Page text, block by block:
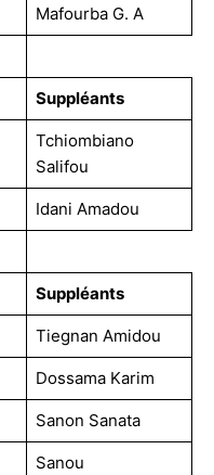
Mafourba G. A
Suppléants
Tchiombiano
Salifou
Idani Amadou
Suppléants
Tiegnan Amidou
Dossama Karim
Sanon Sanata
Sanou